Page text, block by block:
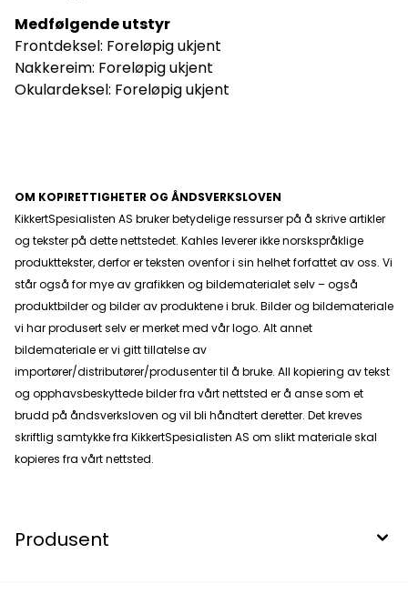
Medfølgende utstyr
Frontdeksel: Foreløpig ukjent
Nakkereim: Foreløpig ukjent
Okulardeksel: Foreløpig ukjent
OM KOPIRETTIGHETER OG ÅNDSVERKSLOVEN
KikkertSpesialisten AS bruker betydelige ressurser på å skrive artikler
og tekster på dette nettstedet. Kahles leverer ikke norskspråklige
produkttekster, derfor er teksten ovenfor i sin helhet forfattet av oss. Vi
står også for mye av grafikken og bildematerialet selv – også
produktbilder og bilder av produktene i bruk. Bilder og bildemateriale
vi har produsert selv er merket med vår logo. Alt annet
bildemateriale er vi gitt tillatelse av
importører/distributører/produsenter til å bruke. All kopiering av tekst
og opphavsbeskyttede bilder fra vårt nettsted er å anse som et
brudd på åndsverksloven og vil bli håndtert deretter. Det kreves
skriftlig samtykke fra KikkertSpesialisten AS om slikt materiale skal
kopieres fra vårt nettsted.
Produsent